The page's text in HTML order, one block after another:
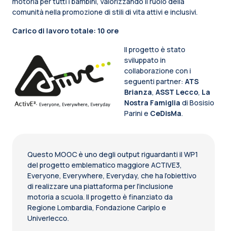
comunità nella promozione di stili di vita attivi e inclusivi.
Carico di lavoro totale: 10 ore
Il progetto è stato
sviluppato in
collaborazione con i
seguenti partner: ATS
Brianza, ASST Lecco, La
Nostra Famiglia di Bosisio
Parini e CeDisMa.
Questo MOOC è uno degli output riguardanti il WP1
del progetto emblematico maggiore ACTIVE3,
Everyone, Everywhere, Everyday, che ha l’obiettivo
di realizzare una piattaforma per l’inclusione
motoria a scuola. Il progetto è finanziato da
Regione Lombardia, Fondazione Cariplo e
Univerlecco.